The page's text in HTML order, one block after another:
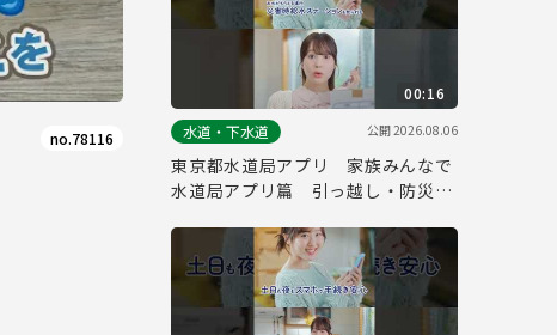
no.78116
00:16
水道・下水道
公開2026.08.06
東京都水道局アプリ 家族みんなで
水道局アプリ篇 引っ越し・防災